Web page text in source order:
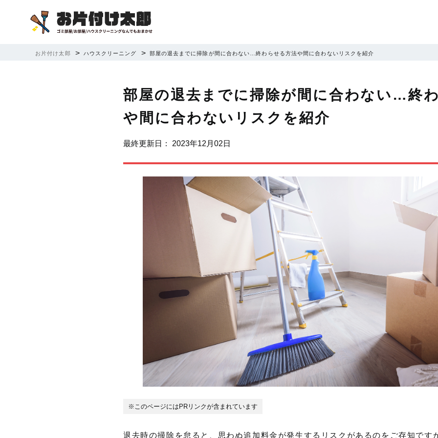
お片付け太郎 > ハウスクリーニング > 部屋の退去までに掃除が間に合わない…終わらせる方法や間に合わないリスクを紹介
部屋の退去までに掃除が間に合わない…終
や間に合わないリスクを紹介
最終更新日： 2023年12月02日
※このページにはPRリンクが含まれています
退去時の掃除を怠ると、思わぬ追加料金が発生するリスクがあるのをご存知です